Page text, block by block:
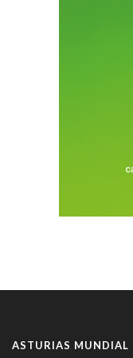
ASTURIAS MUNDIAL